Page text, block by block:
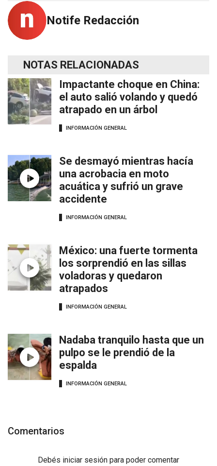
Notife Redacción
NOTAS RELACIONADAS
Impactante choque en China:
el auto salió volando y quedó
atrapado en un árbol
INFORMACIÓN GENERAL
Se desmayó mientras hacía
una acrobacia en moto
acuática y sufrió un grave
accidente
INFORMACIÓN GENERAL
México: una fuerte tormenta
los sorprendió en las sillas
voladoras y quedaron
atrapados
INFORMACIÓN GENERAL
Nadaba tranquilo hasta que un
pulpo se le prendió de la
espalda
INFORMACIÓN GENERAL
Comentarios
Debés iniciar sesión para poder comentar